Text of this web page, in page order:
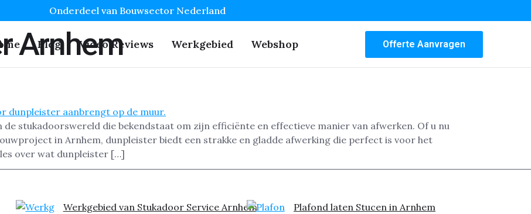
Onderdeel van Bouwsector Nederland
Blog Video Reviews Werkgebied Webshop Offerte Aanvragen
Arnhem
stukadoorswereld die bekendstaat om zijn efficiënte en effectieve manier van afwerken. Of u nu
in Arnhem, dunpleister biedt een strakke en gladde afwerking die perfect is voor het
over wat dunpleister […]
Werkgebied van Stukadoor Service Arnhem
Plafond laten Stucen in Arnhem